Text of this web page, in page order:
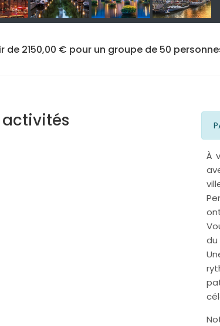
de 2150,00 € pour un groupe de 50
activités
À
du